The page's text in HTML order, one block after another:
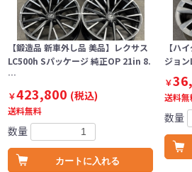
【鍛造品 新車外し品 美品】レクサス
LC500h Sパッケージ 純正OP 21in 8.
…
￥423,800 (税込)
送料無料
数量
カートに入れる
【ハ
ジョ
￥
送料無
数量